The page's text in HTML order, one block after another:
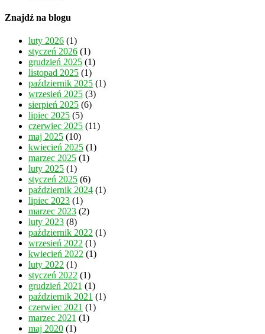
Znajdź na blogu
luty 2026 (1)
styczeń 2026 (1)
grudzień 2025 (1)
listopad 2025 (1)
październik 2025 (1)
wrzesień 2025 (3)
sierpień 2025 (6)
lipiec 2025 (5)
czerwiec 2025 (11)
maj 2025 (10)
kwiecień 2025 (1)
marzec 2025 (1)
luty 2025 (1)
styczeń 2025 (6)
październik 2024 (1)
lipiec 2023 (1)
marzec 2023 (2)
luty 2023 (8)
październik 2022 (1)
wrzesień 2022 (1)
kwiecień 2022 (1)
luty 2022 (1)
styczeń 2022 (1)
grudzień 2021 (1)
październik 2021 (1)
czerwiec 2021 (1)
marzec 2021 (1)
maj 2020 (1)